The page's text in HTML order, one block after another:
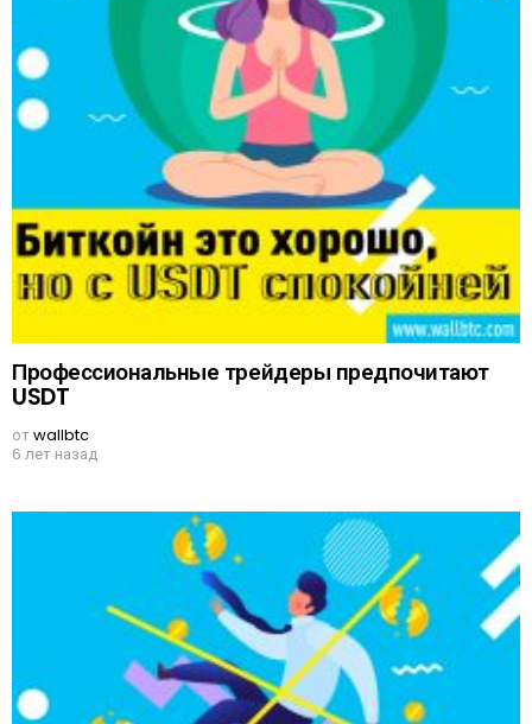
Профессиональные трейдеры предпочитают
USDT
отwallbtc
6 лет назад